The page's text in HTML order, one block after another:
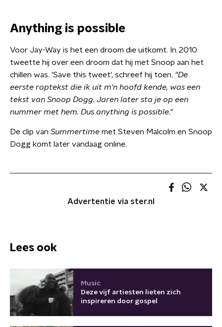
Anything is possible
Voor Jay-Way is het een droom die uitkomt. In 2010
tweette hij over een droom dat hij met Snoop aan het
chillen was. 'Save this tweet', schreef hij toen. "De
eerste raptekst die ik uit m'n hoofd kende, was een
tekst van Snoop Dogg. Jaren later sta je op een
nummer met hem. Dus anything is possible."
De clip van Summertime met Steven Malcolm en Snoop
Dogg komt later vandaag online.
Advertentie via ster.nl
Lees ook
Music
Deze vijf artiesten lieten zich
inspireren door gospel